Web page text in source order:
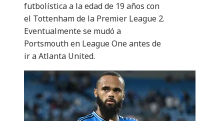
futbolística a la edad de 19 años con
el Tottenham de la Premier League 2.
Eventualmente se mudó a
Portsmouth en League One antes de
ir a Atlanta United.